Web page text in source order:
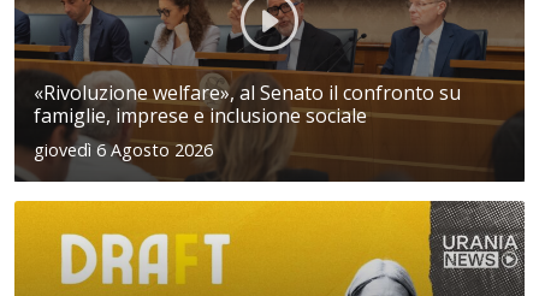
«Rivoluzione welfare», al Senato il confronto su
famiglie, imprese e inclusione sociale
giovedì 6 Agosto 2026